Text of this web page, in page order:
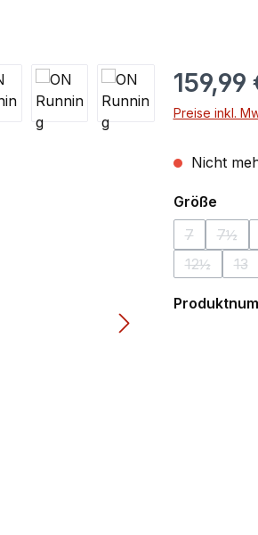
159,99
Preise inkl.
Nicht
Größe
7
(Diese
7½
12½
(Diese
13